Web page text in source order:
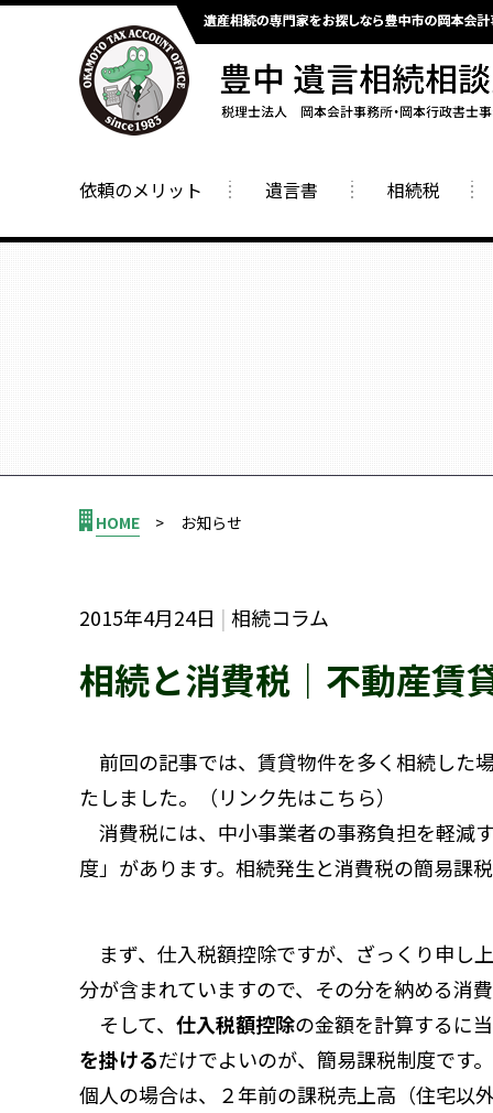
依頼のメリット 遺言書 相続税
HOME お知らせ
2015年4月24日 相続コラム
相続と消費税｜不動産賃
前回の記事では、賃貸物件を多く相続した
たしました。（リンク先はこちら）
消費税には、中小事業者の事務負担を軽減
度」があります。相続発生と消費税の簡易課
まず、仕入税額控除ですが、ざっくり申し
分が含まれていますので、その分を納める消
そして、 仕入税額控除の金額を計算するに
を掛けるだけでよいのが、簡易課税制度です。
個人の場合は、２年前の課税売上高（住宅以